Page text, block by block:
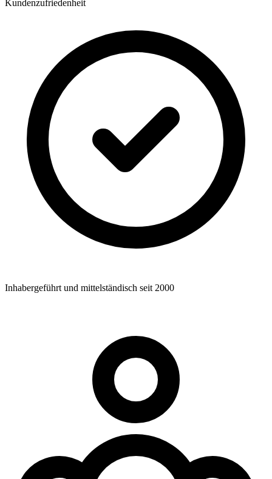
Kundenzufriedenheit
Inhabergeführt und mittelständisch seit 2000